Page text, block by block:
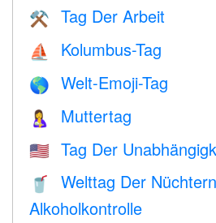
⚒️ Tag Der Arbeit
⛵️ Kolumbus-Tag
🌎 Welt-Emoji-Tag
🤱 Muttertag
🇺🇸 Tag Der
🥤
Welttag Der
Alkoholkontrolle